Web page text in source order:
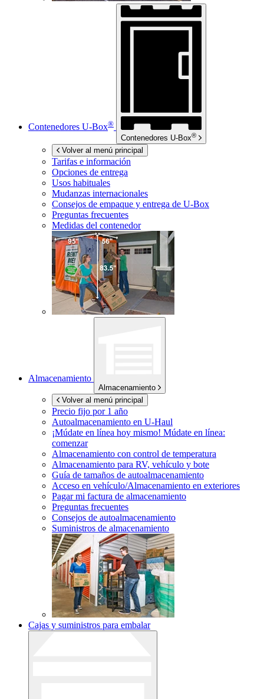
Contenedores U-Box®
Contenedores U-Box®
Volver al menú principal
Tarifas e información
Opciones de entrega
Usos habituales
Mudanzas internacionales
Consejos de empaque y entrega de U-Box
Preguntas frecuentes
Medidas del contenedor
Almacenamiento
Almacenamiento
Volver al menú principal
Precio fijo por 1 año
Autoalmacenamiento en U-Haul
¡Múdate en línea hoy mismo! Múdate en línea:
comenzar
Almacenamiento con control de temperatura
Almacenamiento para RV, vehículo y bote
Guía de tamaños de autoalmacenamiento
Acceso en vehículo/Almacenamiento en exteriores
Pagar mi factura de almacenamiento
Preguntas frecuentes
Consejos de autoalmacenamiento
Suministros de almacenamiento
Cajas y suministros para embalar